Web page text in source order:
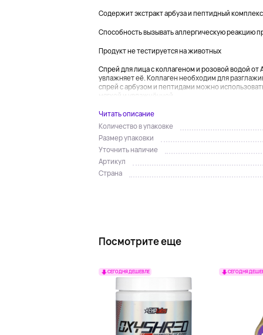
Содержит экстракт арбуза и пептидный комплекс
Способность вызывать аллергическую реакцию
Продукт не тестируется на животных
Спрей для лица с коллагеном и розовой водой
увлажняет её. Коллаген необходим для
спрей с арбузом и пептидами можно
мягкой и увлажнённой....
Читать описание
Количество в упаковке
Размер упаковки
Уточнить наличие
Артикул
Страна
Посмотрите еще
СЕГОДНЯ ДЕШЕВЛЕ СЕГОДНЯ